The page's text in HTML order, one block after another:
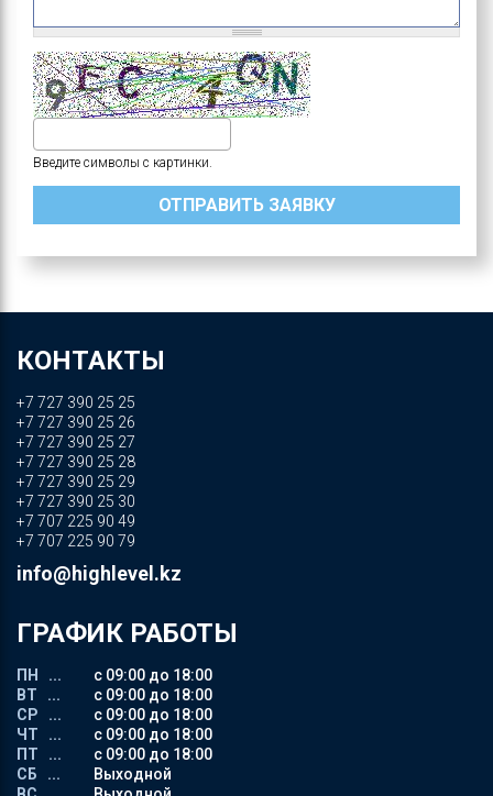
Введите символы с картинки.
КОНТАКТЫ
+7 727 390 25 25
+7 727 390 25 26
+7 727 390 25 27
+7 727 390 25 28
+7 727 390 25 29
+7 727 390 25 30
+7 707 225 90 49
+7 707 225 90 79
info@highlevel.kz
ГРАФИК РАБОТЫ
ПН ...
с 09:00 до 18:00
ВТ ...
с 09:00 до 18:00
СР ...
с 09:00 до 18:00
ЧТ ...
с 09:00 до 18:00
ПТ ...
с 09:00 до 18:00
СБ ...
Выходной